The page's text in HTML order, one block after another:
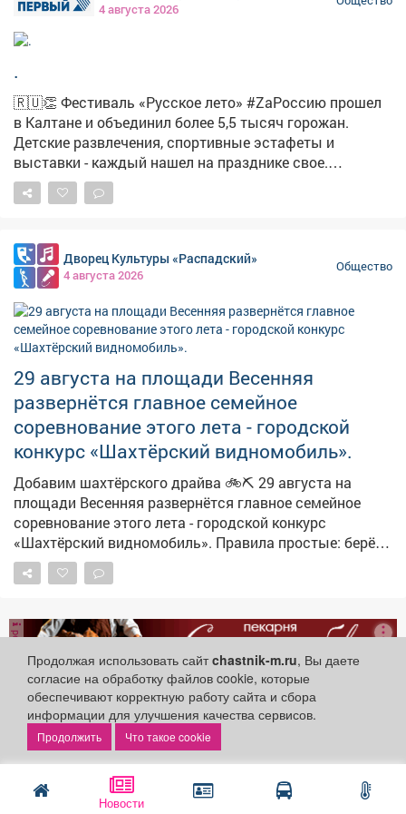
Новости
4 августа 2026
.
🇷🇺👏 Фестиваль «Русское лето» #ZaРоссию прошел
в Калтане и объединил более 5,5 тысяч горожан.
Детские развлечения, спортивные эстафеты и
выставки - каждый нашел на празднике свое.
Подробнее в сюжете наших коллег. #новости
#культура #фестиваль
Дворец Культуры «Распадский»
4 августа 2026
Общество
29 августа на площади Весенняя
развернётся главное семейное
соревнование этого лета - городской
конкурс «Шахтёрский видномобиль».
Добавим шахтёрского драйва 🚲⛏ 29 августа на
площади Весенняя развернётся главное семейное
соревнование этого лета - городской конкурс
«Шахтёрский видномобиль». Правила простые: берёте
детский транспорт (велосипед, самокат, коляску,
беговел), включаете фантазию и превращаете его в
вагонетку. Костюмы, декорации, группы поддержки -
всё только приветствуется. Главное - не скорость, а
идея и совместный творческий процесс. Победителей
ждут призы и дипломы. 🗓 29 августа, 18:00 📍
Площадь Весенняя 📎 Заявки до 20 августа на почту
dk-raspad@mail.ru Ждём ваши семьи - будет колоритно,
шумно и по‑шахтёрски зрелищно! 😊
#ШахтёрскийВидномобиль #Конкурс
реклама
Телеканал «Кузбасс Первый»
4 августа 2026
Все начинается с безопасности.
Продолжая использовать сайтchastnik-m.ru, Вы даете
согласие на обработку файлов cookie, которые
обеспечивают корректную работу сайта и сбора
информации для улучшения качества сервисов.
Что такое cookie